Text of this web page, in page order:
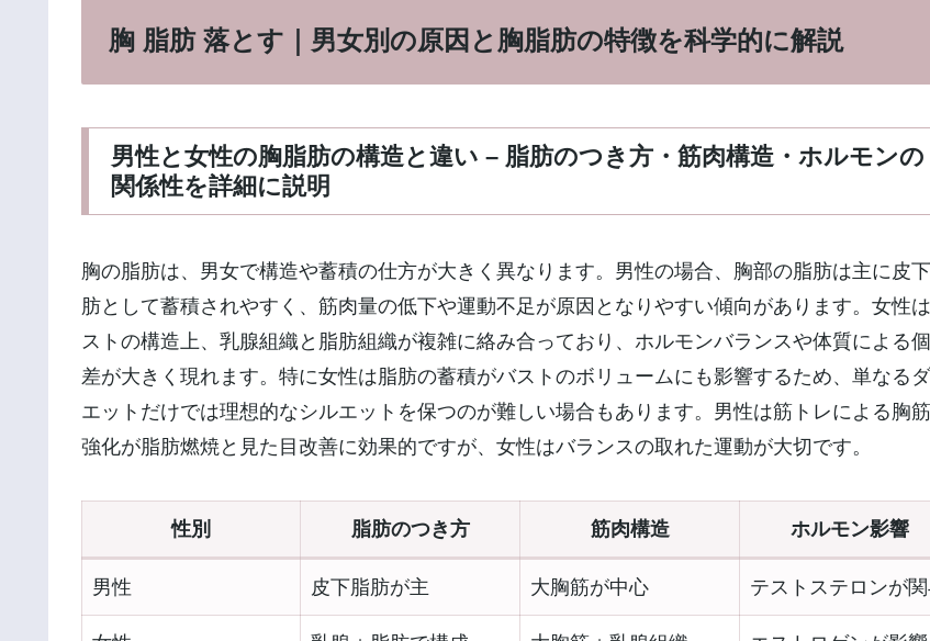
胸 脂肪 落とす｜男女別の原因と胸脂肪の特徴を科学的に解説
男性と女性の胸脂肪の構造と違い – 脂肪のつき方・筋肉構造・ホルモンの
関係性を詳細に説明
胸の脂肪は、男女で構造や蓄積の仕方が大きく異なります。男性の場合、胸部の脂肪は主に皮
肪として蓄積されやすく、筋肉量の低下や運動不足が原因となりやすい傾向があります。女性
ストの構造上、乳腺組織と脂肪組織が複雑に絡み合っており、ホルモンバランスや体質による
差が大きく現れます。特に女性は脂肪の蓄積がバストのボリュームにも影響するため、単なる
エットだけでは理想的なシルエットを保つのが難しい場合もあります。男性は筋トレによる胸
強化が脂肪燃焼と見た目改善に効果的ですが、女性はバランスの取れた運動が大切です。
性別 脂肪のつき方 筋肉構造 ホルモン影響
男性 皮下脂肪が主 大胸筋が中心 テストステロンが